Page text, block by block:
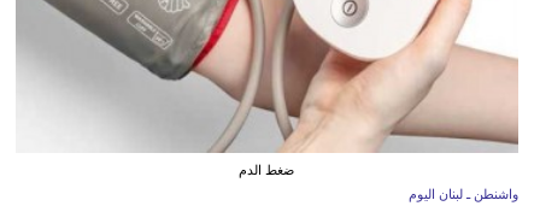
ضغط الدم
واشنطن ـ لبنان اليوم